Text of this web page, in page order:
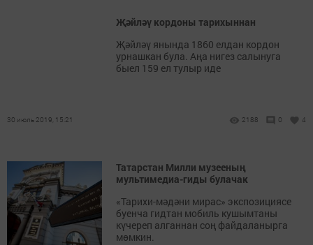
Җәйләү кордоны тарихыннан
Җәйләү янында 1860 елдан кордон
урнашкан була. Аңа нигез салынуга
быел 159 ел тулыр иде
30 июль 2019, 15:21 2188 0 4
Татарстан Милли музееның
мультимедиа-гиды булачак
«Тарихи-мәдәни мирас» экспозициясе
буенча гидтан мобиль кушымтаны
күчереп алганнан соң файдаланырга
мөмкин.